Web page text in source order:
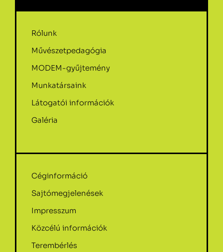
Rólunk
Művészetpedagógia
MODEM-gyűjtemény
Munkatársaink
Látogatói információk
Galéria
Céginformáció
Sajtómegjelenések
Impresszum
Közcélú információk
Terembérlés